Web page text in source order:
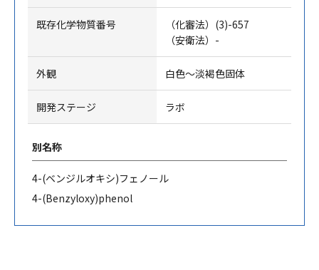
既存化学物質番号
（化審法）(3)-657
（安衛法）-
外観 白色～淡褐色固体
開発ステージ ラボ
別名称
4-(ベンジルオキシ)フェノール
4-(Benzyloxy)phenol